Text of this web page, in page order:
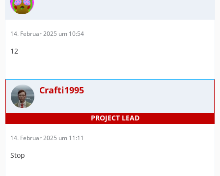
14. Februar 2025 um 10:54
12
Crafti1995
14. Februar 2025 um 11:11
Stop